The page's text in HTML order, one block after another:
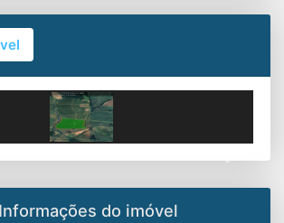
Informações do imóvel